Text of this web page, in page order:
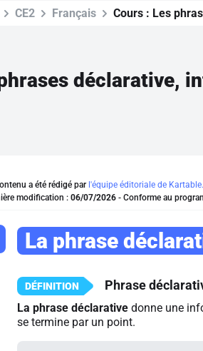
CE2 Français Cours : Les
déclarative,
a été rédigé par l'équipe éditoriale de Kartable.
modification : 06/07/2026 - Conforme au
La phrase
Phrase
La phrase déclarative donne une
se termine par un point.